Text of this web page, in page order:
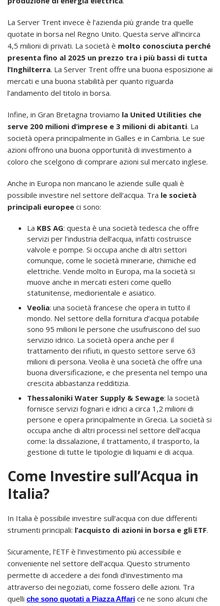
La Server Trent invece è l’azienda più grande tra quelle
quotate in borsa nel Regno Unito. Questa serve all’incirca
4,5 milioni di privati. La società è molto conosciuta perché
presenta fino al 2025 un prezzo tra i più bassi di tutta
l’Inghilterra. La Server Trent offre una buona esposizione ai
mercati e una buona stabilità per quanto riguarda
l’andamento del titolo in borsa.
Infine, in Gran Bretagna troviamo la United Utilities che
serve 200 milioni d’imprese e 3 milioni di abitanti. La
società opera principalmente in Galles e in Cambria. Le sue
azioni offrono una buona opportunità di investimento a
coloro che scelgono di comprare azioni sul mercato inglese.
Anche in Europa non mancano le aziende sulle quali è
possibile investire nel settore dell’acqua. Tra le società
principali europee ci sono:
La KBS AG: questa è una società tedesca che offre
servizi per l’industria dell’acqua, infatti costruisce
valvole e pompe. Si occupa anche di altri settori
comunque, come le società minerarie, chimiche ed
elettriche. Vende molto in Europa, ma la società si
muove anche in mercati esteri come quello
statunitense, mediorientale e asiatico.
Veolia: una società francese che opera in tutto il
mondo. Nel settore della fornitura d’acqua potabile
sono 95 milioni le persone che usufruiscono del suo
servizio idrico. La società opera anche per il
trattamento dei rifiuti, in questo settore serve 63
milioni di persona. Veolia è una società che offre una
buona diversificazione, e che presenta nel tempo una
crescita abbastanza redditizia.
Thessaloniki Water Supply & Sewage: la società
fornisce servizi fognari e idrici a circa 1,2 milioni di
persone e opera principalmente in Grecia. La società si
occupa anche di altri processi nel settore dell’acqua
come: la dissalazione, il trattamento, il trasporto, la
gestione di tutte le tipologie di liquami e di acqua.
Come Investire sull’Acqua in
Italia?
In Italia è possibile investire sull’acqua con due differenti
strumenti principali: l’acquisto di azioni in borsa e gli ETF.
Sicuramente, l’ETF è l’investimento più accessibile e
conveniente nel settore dell’acqua. Questo strumento
permette di accedere a dei fondi d’investimento ma
attraverso dei negoziati, come fossero delle azioni. Tra
quelli che sono quotati a Piazza Affari ce ne sono alcuni che